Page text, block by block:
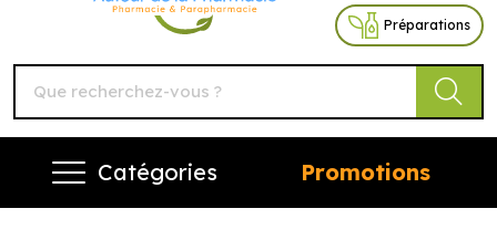
Autour de la Pharmacie
Préparations
Catégories Promotions